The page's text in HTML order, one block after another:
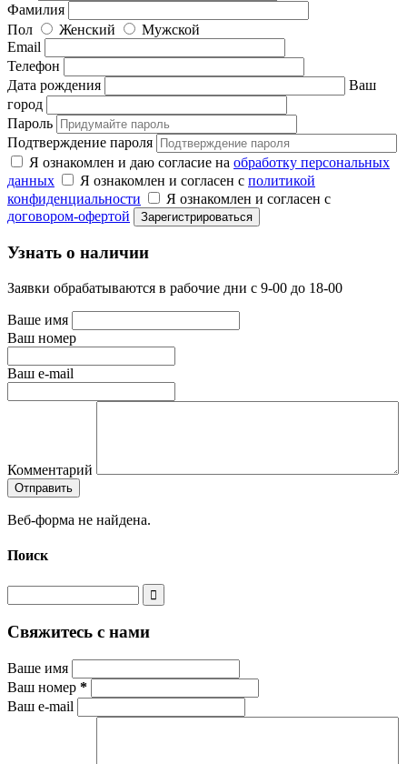
Фамилия
Пол
Женский
Мужской
Email
Телефон
Дата рождения
Ваш
город
Пароль
Подтверждение пароля
Я ознакомлен и даю согласие на обработку персональных
данных
Я ознакомлен и согласен с политикой
конфиденциальности
Я ознакомлен и согласен с
договором-офертой
Узнать о наличии
Заявки обрабатываются в рабочие дни с 9-00 до 18-00
Ваше имя
Ваш номер
Ваш e-mail
Комментарий
Веб-форма не найдена.
Поиск
Свяжитесь с нами
Ваше имя
Ваш номер *
Ваш e-mail